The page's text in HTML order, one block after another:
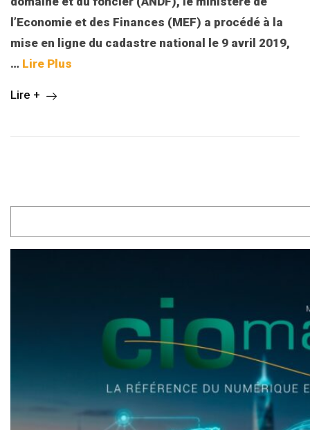
l’Economie et des Finances (MEF) a procédé à la
mise en ligne du cadastre national le 9 avril 2019,
… Lire Plus
Lire +